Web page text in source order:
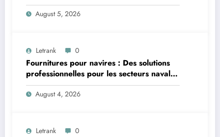
August 5, 2026
Letrank 0
Fournitures pour navires : Des solutions
professionnelles pour les secteurs naval et
offshore
August 4, 2026
Letrank 0